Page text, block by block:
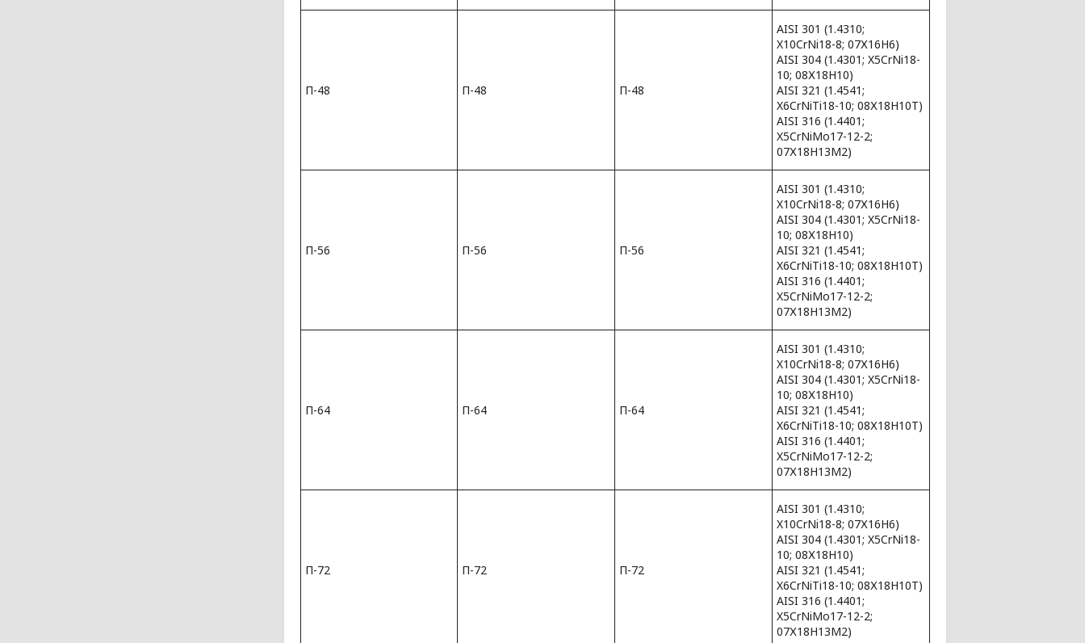
П-48 П-48 П-48
AISI 301 (1.4310;
X10CrNi18-8; 07Х16Н6)
AISI 304 (1.4301; X5CrNi18-
10; 08Х18Н10)
AISI 321 (1.4541;
X6CrNiTi18-10; 08Х18Н10Т)
AISI 316 (1.4401;
X5CrNiMo17-12-2;
07Х18Н13М2)
П-56 П-56 П-56
AISI 301 (1.4310;
X10CrNi18-8; 07Х16Н6)
AISI 304 (1.4301; X5CrNi18-
10; 08Х18Н10)
AISI 321 (1.4541;
X6CrNiTi18-10; 08Х18Н10Т)
AISI 316 (1.4401;
X5CrNiMo17-12-2;
07Х18Н13М2)
П-64 П-64 П-64
AISI 301 (1.4310;
X10CrNi18-8; 07Х16Н6)
AISI 304 (1.4301; X5CrNi18-
10; 08Х18Н10)
AISI 321 (1.4541;
X6CrNiTi18-10; 08Х18Н10Т)
AISI 316 (1.4401;
X5CrNiMo17-12-2;
07Х18Н13М2)
П-72 П-72 П-72
AISI 301 (1.4310;
X10CrNi18-8; 07Х16Н6)
AISI 304 (1.4301; X5CrNi18-
10; 08Х18Н10)
AISI 321 (1.4541;
X6CrNiTi18-10; 08Х18Н10Т)
AISI 316 (1.4401;
X5CrNiMo17-12-2;
07Х18Н13М2)